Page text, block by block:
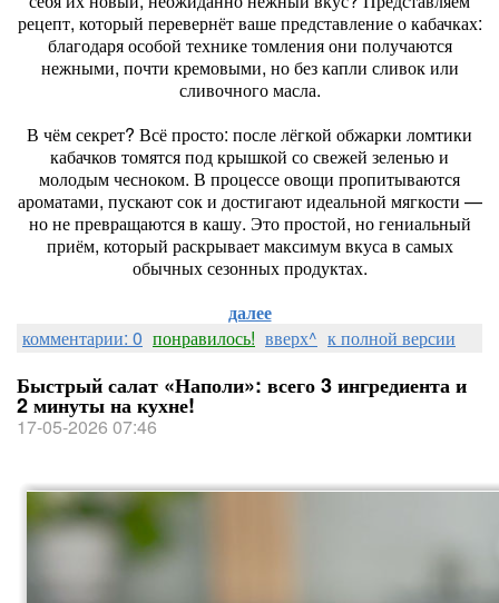
рецепт, который перевернёт ваше представление о кабачках:
благодаря особой технике томления они получаются
нежными, почти кремовыми, но без капли сливок или
сливочного масла.
В чём секрет? Всё просто: после лёгкой обжарки ломтики
кабачков томятся под крышкой со свежей зеленью и
молодым чесноком. В процессе овощи пропитываются
ароматами, пускают сок и достигают идеальной мягкости —
но не превращаются в кашу. Это простой, но гениальный
приём, который раскрывает максимум вкуса в самых
обычных сезонных продуктах.
далее
комментарии: 0 понравилось! вверх^ к полной версии
Быстрый салат «Наполи»: всего 3 ингредиента и
2 минуты на кухне!
17-05-2026 07:46